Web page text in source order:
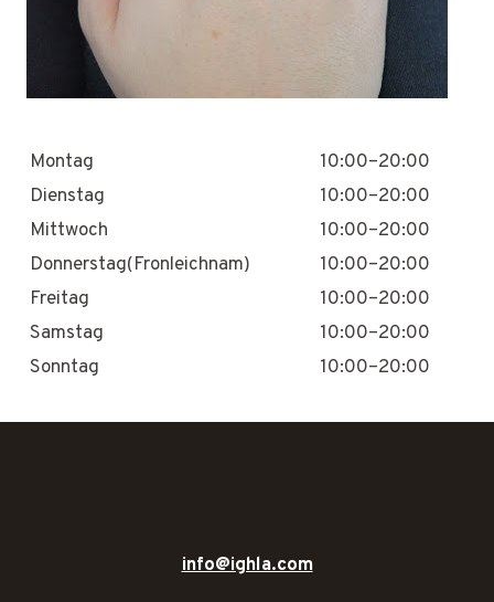
Montag
10:00–20:00
Dienstag
10:00–20:00
Mittwoch
10:00–20:00
Donnerstag(Fronleichnam)
10:00–20:00
Freitag
10:00–20:00
Samstag
10:00–20:00
Sonntag
10:00–20:00
info@ighla.com